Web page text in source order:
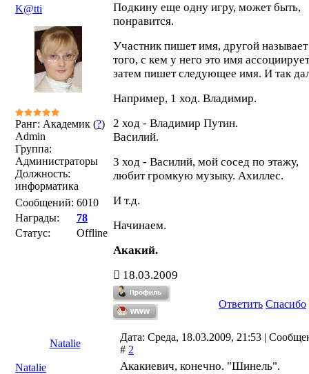
K@tti
Ранг: Академик (?)
Admin
Группа:
Администраторы
Должность:
информатика
Сообщений: 6010
Награды:
78
Статус:
Offline
Подкину еще одну игру, может быть,
понравится.
Участник пишет имя, другой называет
того, с кем у него это имя
затем пишет следующее имя. И так
Например, 1 ход. Владимир.
2 ход - Владимир Путин.
Василий.
3 ход - Василий, мой сосед по этажу,
любит громкую музыку. Ахиллес.
И т.д.
Начинаем.
Акакий.
18.03.2009
Ответить Спасибо
Natalie
Дата: Среда, 18.03.2009, 21:53 |
# 2
Natalie
Акакиевич, конечно. "Шинель".